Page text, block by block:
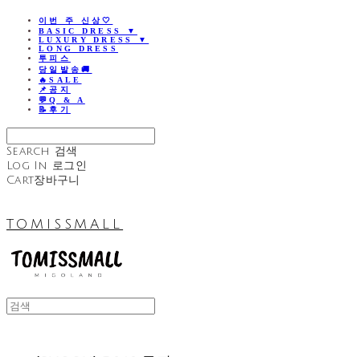
이번 주 신상🤍
BASIC DRESS ▼
LUXURY DRESS ▼
LONG DRESS
투피스
당일발송🚚
🔥SALE
📌공지
💬Q & A
📝후기
Search 검색
Log In 로그인
Cart장바구니
TOMISSMALL